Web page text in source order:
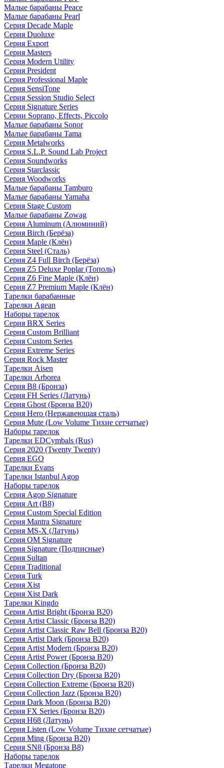
Малые барабаны Peace
Малые барабаны Pearl
Серия Decade Maple
Серия Duoluxe
Серия Export
Серия Masters
Серия Modern Utility
Серия President
Серия Professional Maple
Серия SensiTone
Серия Session Studio Select
Серия Signature Series
Серии Soprano, Effects, Piccolo
Малые барабаны Sonor
Малые барабаны Tama
Серия Metalworks
Серия S.L.P. Sound Lab Project
Серия Soundworks
Серия Starclassic
Серия Woodworks
Малые барабаны Tamburo
Малые барабаны Yamaha
Серия Stage Custom
Малые барабаны Zowag
Серия Aluminum (Алюминий)
Серия Birch (Берёза)
Серия Maple (Клён)
Серия Steel (Сталь)
Серия Z4 Full Birch (Берёза)
Серия Z5 Deluxe Poplar (Тополь)
Серия Z6 Fine Maple (Клён)
Серия Z7 Premium Maple (Клён)
Тарелки барабанные
Тарелки Agean
Наборы тарелок
Серия BRX Series
Серия Custom Brilliant
Серия Custom Series
Серия Extreme Series
Серия Rock Master
Тарелки Aisen
Тарелки Arborea
Серия B8 (Бронза)
Серия FH Series (Латунь)
Серия Ghost (Бронза B20)
Серия Hero (Нержавеющая сталь)
Серия Mute (Low Volume Тихие сетчатые)
Наборы тарелок
Тарелки EDCymbals (Rus)
Серия 2020 (Twenty Twenty)
Серия EGO
Тарелки Evans
Тарелки Istanbul Agop
Наборы тарелок
Серия Agop Signature
Серия Art (B8)
Серия Custom Special Edition
Серия Mantra Signature
Серия MS-X (Латунь)
Серия OM Signature
Серия Signature (Подписные)
Серия Sultan
Серия Traditional
Серия Turk
Серия Xist
Серия Xist Dark
Тарелки Kingdo
Серия Artist Bright (Бронза B20)
Серия Artist Classic (Бронза B20)
Серия Artist Classic Raw Bell (Бронза B20)
Серия Artist Dark (Бронза B20)
Серия Artist Modern (Бронза B20)
Серия Artist Power (Бронза B20)
Серия Collection (Бронза B20)
Серия Collection Dry (Бронза B20)
Серия Collection Extreme (Бронза B20)
Серия Collection Jazz (Бронза B20)
Серия Dark Moon (Бронза B20)
Серия FX Series (Бронза B20)
Серия H68 (Латунь)
Серия Listen (Low Volume Тихие сетчатые)
Серия Ming (Бронза B20)
Серия SN8 (Бронза B8)
Наборы тарелок
Тарелки Megatone